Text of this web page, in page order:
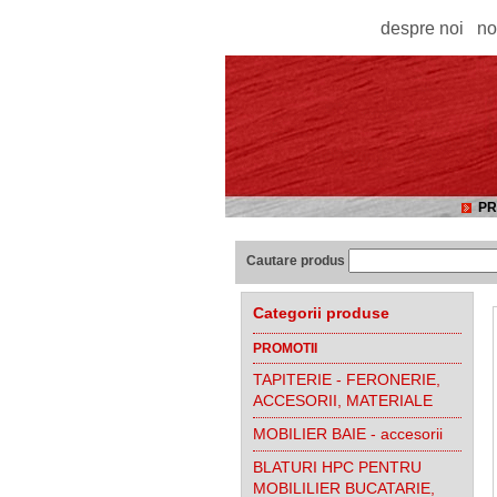
despre noi
Cautare produs
Categorii produse
PROMOTII
TAPITERIE - FERONERIE,
ACCESORII, MATERIALE
MOBILIER BAIE - accesorii
BLATURI HPC PENTRU
MOBILILIER BUCATARIE,